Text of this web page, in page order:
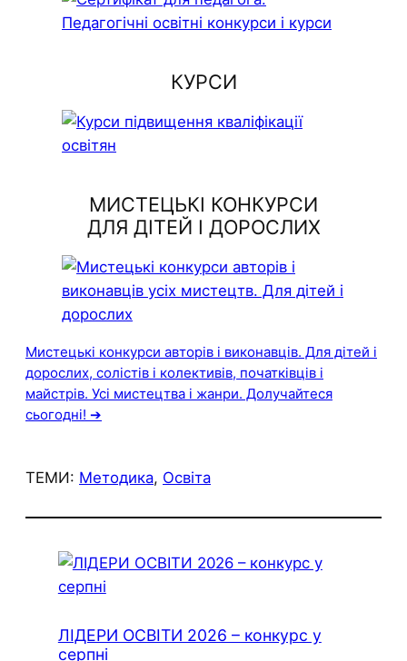
КУРСИ
МИСТЕЦЬКІ КОНКУРСИ
ДЛЯ ДІТЕЙ І ДОРОСЛИХ
Мистецькі конкурси авторів і виконавців. Для дітей і
дорослих, солістів і колективів, початківців і
майстрів. Усі мистецтва і жанри. Долучайтеся
сьогодні! ➔
ТЕМИ: Методика, Освіта
ЛІДЕРИ ОСВІТИ 2026 – конкурс у
серпні